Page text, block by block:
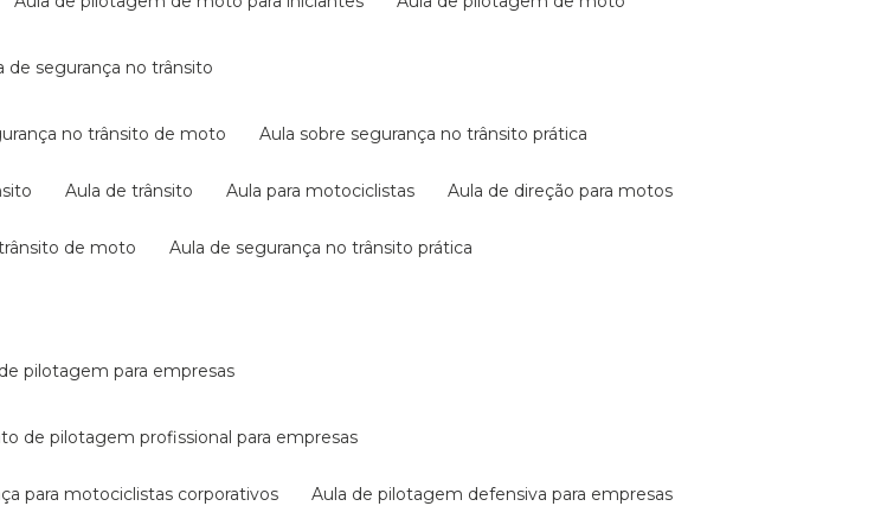
de segurança no trânsito
no trânsito de moto aula sobre segurança no trânsito prática
aula de trânsito aula para motociclistas aula de direção para motos
de moto aula de segurança no trânsito prática
de pilotagem para empresas
de pilotagem profissional para empresas
para motociclistas corporativos aula de pilotagem defensiva para empresas